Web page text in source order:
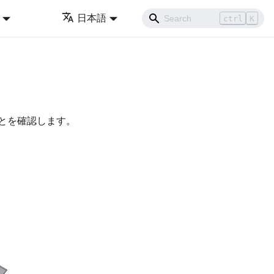
日本語 ctrl K
確認します。